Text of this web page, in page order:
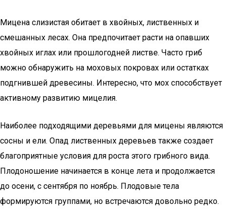
Мицена слизистая обитает в хвойных, лиственных и
смешанных лесах. Она предпочитает расти на опавших
хвойных иглах или прошлогодней листве. Часто гриб
можно обнаружить на моховых покровах или остатках
подгнившей древесины. Интересно, что мох способствует
активному развитию мицелия.
Наиболее подходящими деревьями для мицены являются
сосны и ели. Опад лиственных деревьев также создает
благоприятные условия для роста этого грибного вида.
Плодоношение начинается в конце лета и продолжается
до осени, с сентября по ноябрь. Плодовые тела
формируются группами, но встречаются довольно редко.